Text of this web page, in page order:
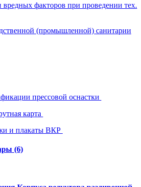
факторов при проведении тех.
(промышленной) санитарии
прессовой оснастки
карта
и плакаты ВКР
(6)